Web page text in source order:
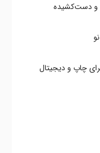
چاپ و دیجیتال